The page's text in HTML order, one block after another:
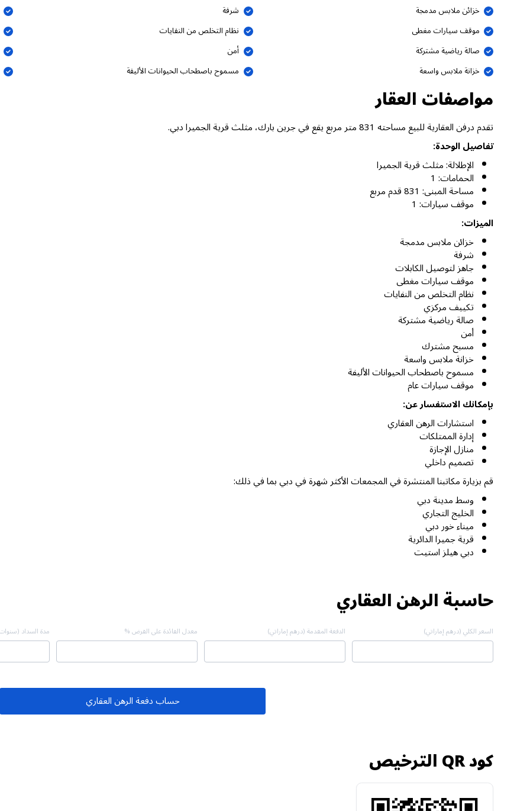
خزائن ملابس مدمجة
شرفة
موقف سيارات مغطى
نظام التخلص من النفايات
صالة رياضية مشتركة
أمن
خزانة ملابس واسعة
مسموح باصطحاب الحيوانات الأليفة
مواصفات العقار
تقدم درفن العقارية للبيع مساحته 831 متر مربع يقع في جرين بارك، مثلث قرية الجميرا دبي.
تفاصيل الوحدة:
الإطلالة: مثلث قرية الجميرا
الحمامات: 1
مساحة المبنى: 831 قدم مربع
موقف سيارات: 1
الميزات:
خزائن ملابس مدمجة
شرفة
جاهز لتوصيل الكابلات
موقف سيارات مغطى
نظام التخلص من النفايات
تكييف مركزي
صالة رياضية مشتركة
أمن
مسبح مشترك
خزانة ملابس واسعة
مسموح باصطحاب الحيوانات الأليفة
موقف سيارات عام
بإمكانك الاستفسار عن:
استشارات الرهن العقاري
إدارة الممتلكات
منازل الإجازة
تصميم داخلي
قم بزيارة مكاتبنا المنتشرة في المجمعات الأكثر شهرة في دبي بما في ذلك:
وسط مدينة دبي
الخليج التجاري
ميناء خور دبي
قرية جميرا الدائرية
دبي هيلز استيت
حاسبة الرهن العقاري
السعر الكلي (درهم إماراتي) الدفعة المقدمة (درهم إماراتي) معدل الفائدة على القرض % مدة السداد
حساب دفعة الرهن العقاري
كود QR الترخيص